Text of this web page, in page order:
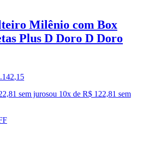
Milênio com Box
Plus D Doro D Doro
,15
sem jurosou 10x de R$ 122,81 sem